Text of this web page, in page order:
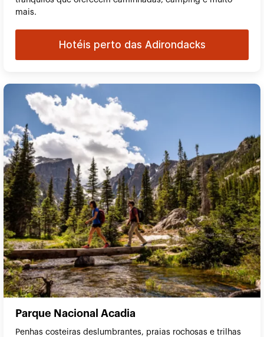
mais.
Hotéis perto das Adirondacks
Parque Nacional Acadia
Penhas costeiras deslumbrantes, praias rochosas e trilhas